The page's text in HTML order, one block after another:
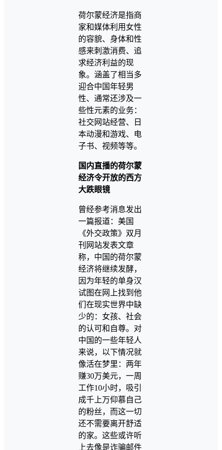
荷尔蒙经济是指商
家和媒体利用女性
的容貌、身体和性
感来刺激消费、追
求经济利益的现
象。涵盖了相当多
迎合中国年轻男
性、通常还涉及一
些性元素的业务：
社交网站经营、日
本动漫和游戏、电
子书、视频等等。
国内直播的荷尔蒙
经济令开放的西方
大跌眼镜
曾经参考消息发出
一篇报道：美国
《外交政策》双月
刊网站发表文章
称，中国的荷尔蒙
经济将继续发酵，
因为年轻的单身汉
试图在网上找到他
们在现实世界中缺
少的：女孩、社会
的认可和自尊。对
中国的一些年轻人
来说，以下情况就
像活在梦里：两年
赚30万美元，一周
工作10小时，吸引
成千上万仰慕自己
的粉丝，而这一切
还不需要离开舒适
的家。这些或许听
上去像是诈骗邮件